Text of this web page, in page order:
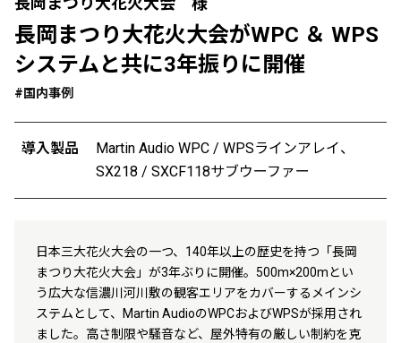
長岡まつり大花火大会がWPC ＆ WPS
システムと共に3年振りに開催
#国内事例
導入製品
Martin Audio WPC / WPSラインアレイ、
SX218 / SXCF118サブウーファー
日本三大花火大会の一つ、140年以上の歴史を持つ「長岡
まつり大花火大会」が3年ぶりに開催。500m×200mとい
う広大な信濃川河川敷の観客エリアをカバーするメインシ
ステムとして、Martin AudioのWPCおよびWPSが採用され
ました。高さ制限や騒音など、屋外特有の厳しい制約を克